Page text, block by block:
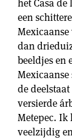
het Casa de
een
dan
beeldjes en
de
versierde
Metepec. Ik
veelzijdig